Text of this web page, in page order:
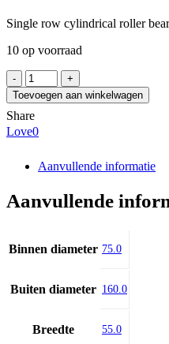
Single row cylindrical roller
10 op voorraad
FAG
NJ2315-
E-
XL-
TVP2
Toevoegen aan winkelwagen
Share
Love0
Aanvullende informatie
Aanvullende
Binnen diameter 75.0
Buiten diameter 160.0
Breedte 55.0